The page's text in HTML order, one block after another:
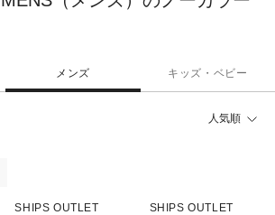
メンズ キッズ・ベビー
人気順
SHIPS OUTLET SHIPS OUTLET